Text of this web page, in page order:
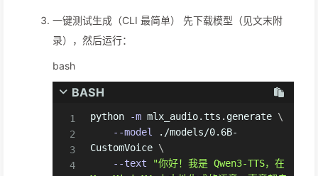
一键测试生成（CLI 最简单） 先下载模型（见文末附
录），然后运行：
bash
BASH
python -m mlx_audio.tts.generate \
--model ./models/0.6B-
CustomVoice \
--text
"你好！我是 Qwen3-TTS，在